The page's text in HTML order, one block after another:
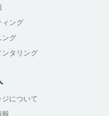
ィング
ング
ンタリング
ジについて